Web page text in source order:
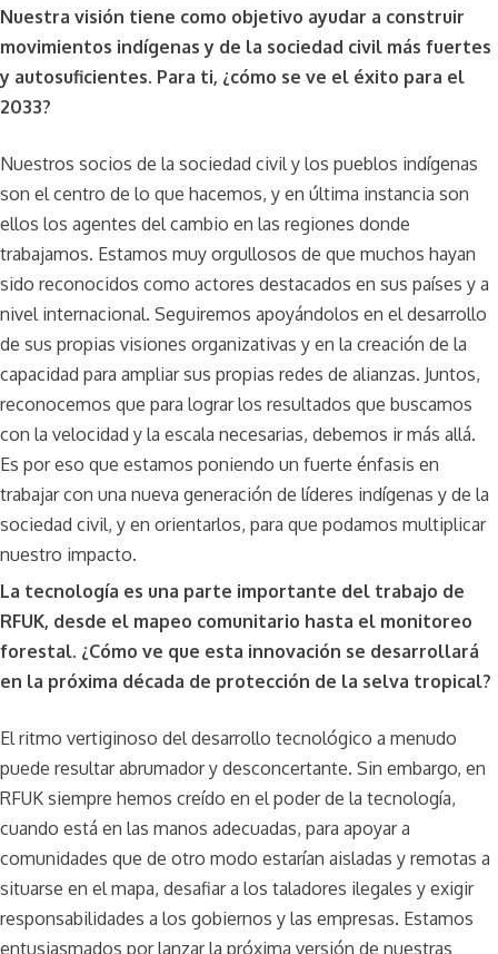
Nuestra visión tiene como objetivo ayudar a construir
movimientos indígenas y de la sociedad civil más fuertes
y autosuficientes. Para ti, ¿cómo se ve el éxito para el
2033?
Nuestros socios de la sociedad civil y los pueblos indígenas
son el centro de lo que hacemos, y en última instancia son
ellos los agentes del cambio en las regiones donde
trabajamos. Estamos muy orgullosos de que muchos hayan
sido reconocidos como actores destacados en sus países y a
nivel internacional. Seguiremos apoyándolos en el desarrollo
de sus propias visiones organizativas y en la creación de la
capacidad para ampliar sus propias redes de alianzas. Juntos,
reconocemos que para lograr los resultados que buscamos
con la velocidad y la escala necesarias, debemos ir más allá.
Es por eso que estamos poniendo un fuerte énfasis en
trabajar con una nueva generación de líderes indígenas y de la
sociedad civil, y en orientarlos, para que podamos multiplicar
nuestro impacto.
La tecnología es una parte importante del trabajo de
RFUK, desde el mapeo comunitario hasta el monitoreo
forestal. ¿Cómo ve que esta innovación se desarrollará
en la próxima década de protección de la selva tropical?
El ritmo vertiginoso del desarrollo tecnológico a menudo
puede resultar abrumador y desconcertante. Sin embargo, en
RFUK siempre hemos creído en el poder de la tecnología,
cuando está en las manos adecuadas, para apoyar a
comunidades que de otro modo estarían aisladas y remotas a
situarse en el mapa, desafiar a los taladores ilegales y exigir
responsabilidades a los gobiernos y las empresas. Estamos
entusiasmados por lanzar la próxima versión de nuestras